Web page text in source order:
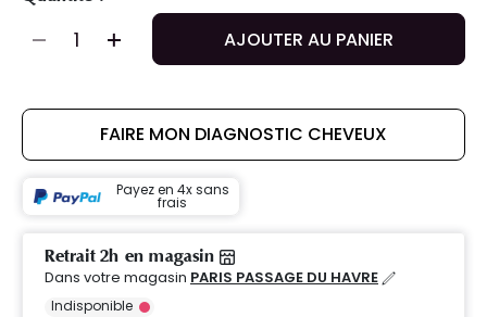
AJOUTER AU PANIER
FAIRE MON DIAGNOSTIC CHEVEUX
Payez en 4x sans
frais
Retrait 2h en magasin
Dans votre magasin PARIS PASSAGE DU HAVRE
Indisponible